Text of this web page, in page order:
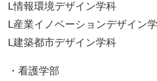
L情報環境デザイン学科
L産業イノベーションデザイン
L建築都市デザイン学科
・看護学部